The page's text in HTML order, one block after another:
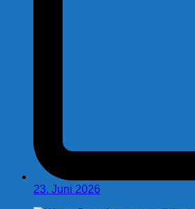
23. Juni 2026